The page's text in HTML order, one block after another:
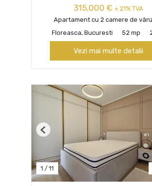
315,000 € + 21% TVA
Apartament cu 2 camere de
Floreasca, Bucuresti
52 mp
Vezi mai multe detalii
1 / 11
Previous